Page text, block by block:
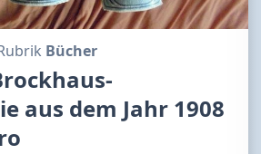
Bücher
aus dem Jahr 1908